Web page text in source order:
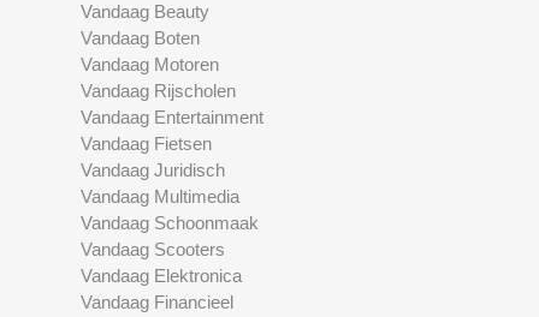
Vandaag Beauty
Vandaag Boten
Vandaag Motoren
Vandaag Rijscholen
Vandaag Entertainment
Vandaag Fietsen
Vandaag Juridisch
Vandaag Multimedia
Vandaag Schoonmaak
Vandaag Scooters
Vandaag Elektronica
Vandaag Financieel